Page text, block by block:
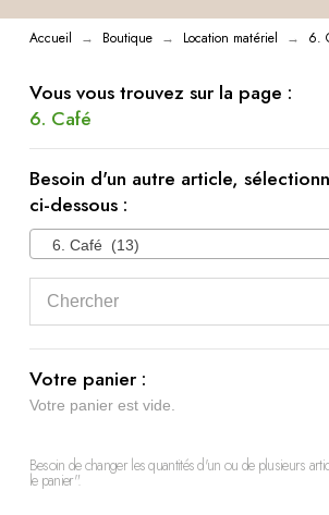
Accueil → Boutique → Location matériel → 6.
Vous vous trouvez sur la page :
6. Café
Besoin d'un autre article,
ci-dessous :
6. Café (13)
Votre panier :
Votre panier est vide.
Besoin de changer les quantités d'un ou de plusieurs
le panier".